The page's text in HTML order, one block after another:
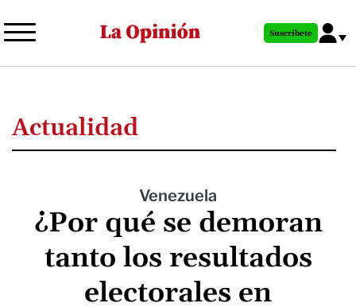
al
principal
Suscríbete
Actualidad
Venezuela
¿Por qué se demoran
tanto los resultados
electorales en